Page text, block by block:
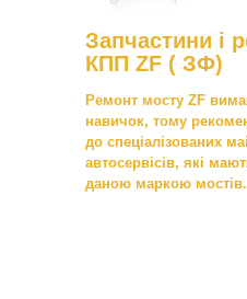
Запчастини і
КПП ZF ( ЗФ)
Ремонт мосту ZF
навичок, тому
до спеціалізованих
автосервісів, які
даною маркою мостів.